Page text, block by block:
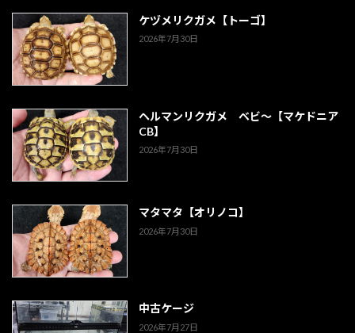
ケヅメリクガメ【トーゴ】
2026年7月30日
ヘルマンリクガメ ベビ～【マケドニア
CB】
2026年7月30日
マタマタ【オリノコ】
2026年7月30日
中古ケージ
2026年7月27日